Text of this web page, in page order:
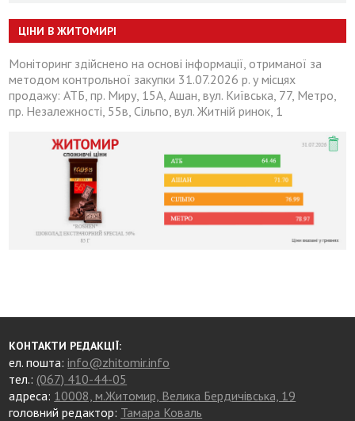
ЦІНИ В ЖИТОМИРІ
Моніторинг здійснено на основі інформації, отриманої за
методом контрольної закупки 31.07.2026 р. у місцях
продажу: АТБ, пр. Миру, 15А, Ашан, вул. Київська, 77, Метро,
пр. Незалежності, 55в, Сільпо, вул. Житній ринок, 1
КОНТАКТИ РЕДАКЦІЇ:
ел. пошта:info@zhitomir.info
тел.: (067) 410-44-05
адреса: 10008, м.Житомир, Велика Бердичівська, 19
головний редактор: Тамара Коваль